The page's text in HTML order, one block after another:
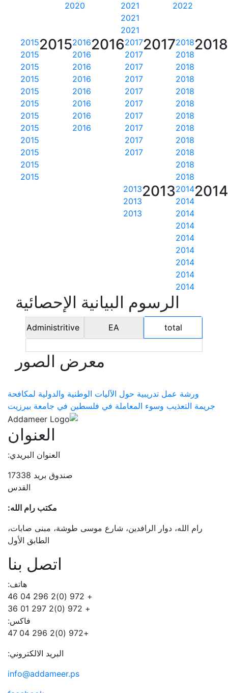
2022
2021
2021
2021
2020
2018
2018
2018
2018
2018
2018
2018
2018
2018
2018
2018
2018
2018
2017
2017
2017
2017
2017
2017
2017
2017
2017
2017
2017
2016
2016
2016
2016
2016
2016
2016
2016
2016
2015
2015
2015
2015
2015
2015
2015
2015
2015
2015
2015
2015
2015
2014
2014
2014
2014
2014
2014
2014
2014
2014
2014
2013
2013
2013
2013
الرسوم البيانية الإحصائية
total
EA
Administritive
معرض الصور
ورشة عمل تدريبية حول الآليات الوطنية والدولية لمكافحة
جريمة التعذيب وسوء المعاملة في فلسطين في جامعة بيرزيت
العنوان
العنوان البريدي:
صندوق بريد 17338
القدس
مكتب رام الله:
رام الله، دوار الرافدين، شارع موسى طوشة، مبنى صابات،
الطابق الأول
اتصل بنا
هاتف:
+ 972 (0)2 296 04 46
+ 972 (0)2 297 01 36
فاكس:
+972 (0)2 296 04 47
البريد الالكتروني:
info@addameer.ps